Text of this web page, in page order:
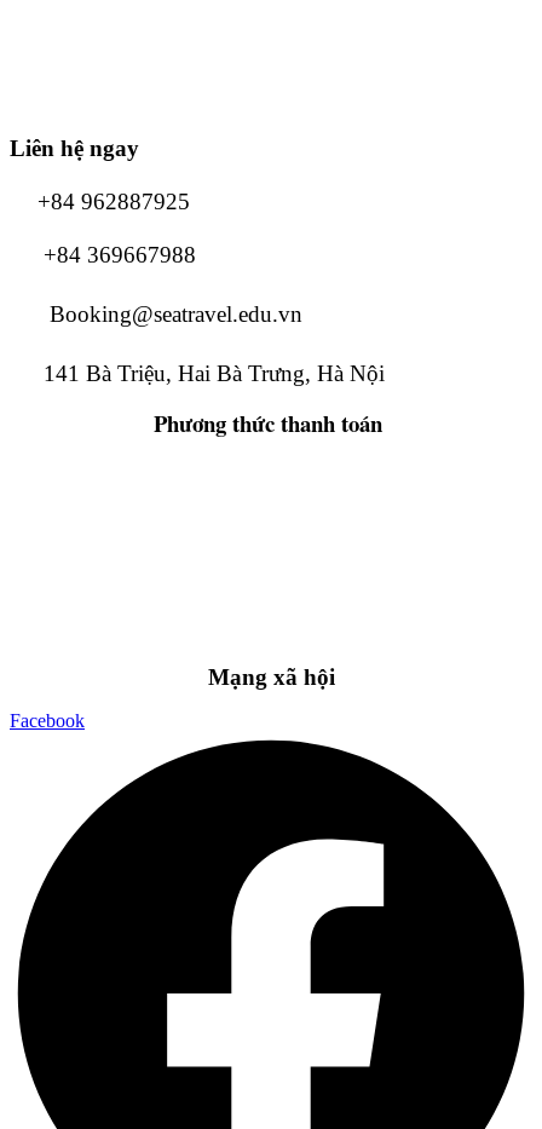
Liên hệ ngay
+84 962887925
+84 369667988
Booking@seatravel.edu.vn
141 Bà Triệu, Hai Bà Trưng, Hà Nội
Phương thứcthanh toán
Mạng xã hội
Facebook